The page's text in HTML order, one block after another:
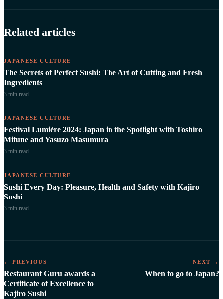
Related articles
JAPANESE CULTURE
The Secrets of Perfect Sushi: The Art of Cutting and Fresh
Ingredients
3 min read
JAPANESE CULTURE
Festival Lumière 2024: Japan in the Spotlight with Toshiro
Mifune and Yasuzo Masumura
3 min read
JAPANESE CULTURE
Sushi Every Day: Pleasure, Health and Safety with Kajiro
Sushi
3 min read
← PREVIOUS
Restaurant Guru awards a
Certificate of Excellence to
Kajiro Sushi
NEXT →
When to go to Japan?